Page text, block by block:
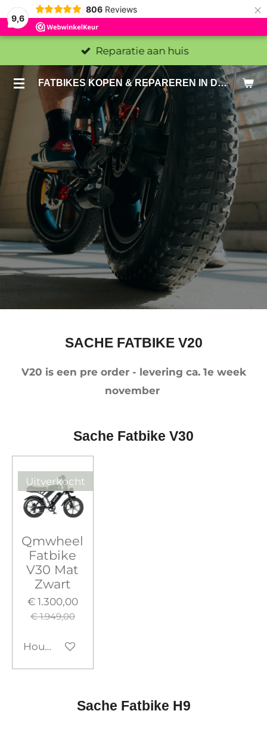
9,6
806 Reviews ×
FATBIKES KOPEN & REPAREREN IN DEN HAAG EN ZOETERMEER - SACHE BIKES
Reparatie aan huis
SACHE FATBIKE V20
V20 is een pre order - levering ca. 1e week
november
Sache Fatbike V30
Uitverkocht
Qmwheel
Fatbike
V30 Mat
Zwart
€ 1.300,00
€ 1.949,00
Houd mij op de hoogte
Sache Fatbike H9